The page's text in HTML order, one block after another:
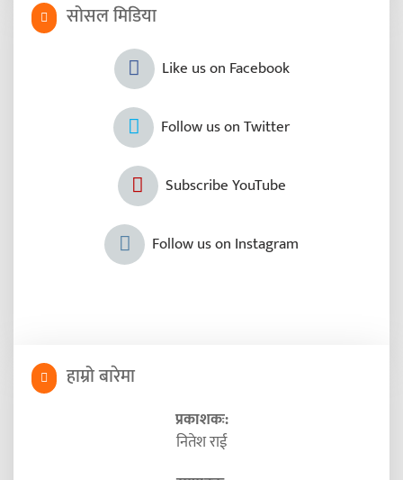
सोसल मिडिया
Like us on Facebook
Follow us on Twitter
Subscribe YouTube
Follow us on Instagram
हाम्रो बारेमा
प्रकाशकः:
नितेश राई